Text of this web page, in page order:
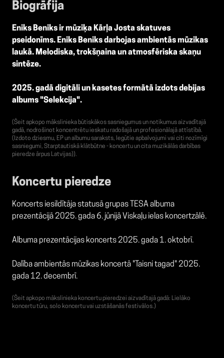
Biogrāfija
Eniks Beniks ir mūziķa Kārļa Josta skatuves
pseidonīms. Eniks Beniks darbojas ambientās mūzikas
laukā. Melodiska, trokšņaina un atmosfēriska skaņu
sintēze.
2025. gadā digitāli un kasetes formātā izdots debijas
albums "Selekcija".
(Šeit apkopo mākslinieka būtiskākos sasniegumus un notikumus aizvadītajā
gadā, nodrošinot koncentrētu ieskatu radošajā un profesionālajā attīstībā.
(Izdoto dziesmu, EP un albumu saraksts, Iegūtie apbalvojumi vai citi nozīmīgi
sasniegumi, Starptautiskā klātbūtne - koncertu un cita muzikālās darbības
pieredze ārpus Latvijas)).
Koncertu pieredze
Koncerts iesildītāja statusā grupas TESA albuma
prezentācijā 2025. gada 6. jūnijā Viskaļu ielas koncertzālē.
Albuma prezentācijas koncerts 2025. gada 1. oktobrī.
Dalība ambientās mūzikas koncertā "Taisni tagad" 2025.
gada 12. decembrī.
(Šeit apkopo mākslinieka koncertu pieredzei aizvadītajā gadā: Lielāko
koncertu tūru, solo koncertu vai uzstāšanās festivālos.)